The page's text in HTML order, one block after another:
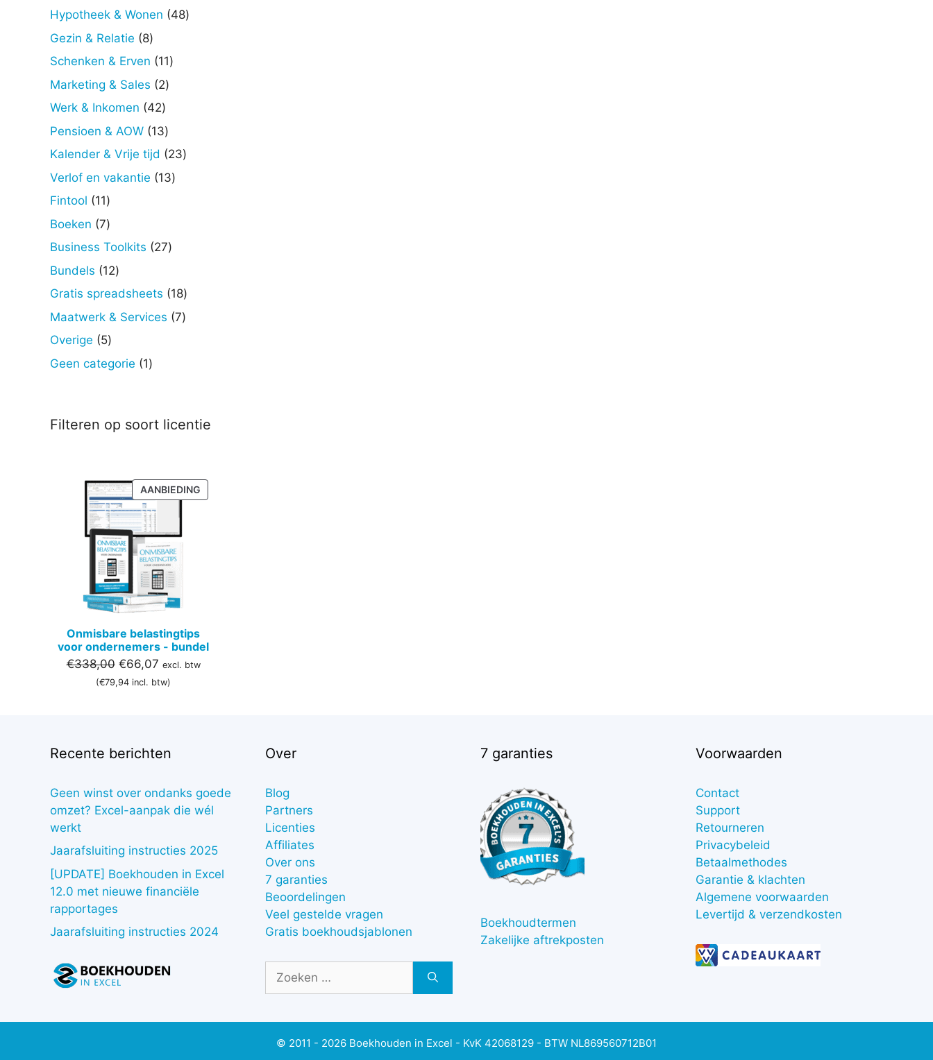
producten
Hypotheek & Wonen 4848
Gezin & Relatie 88
producten
Schenken & Erven 1111
Marketing & Sales 22
Werk & Inkomen 4242
producten
Pensioen & AOW 1313
producten
Kalender & Vrije tijd 2323
Verlof en vakantie 1313
Fintool 1111
producten
Boeken 77
producten
Business Toolkits 2727
Bundels 1212
producten
Gratis spreadsheets 1818
producten
Maatwerk & Services 77
Overige 55
producten
Geen categorie 11
Filteren op soort licentie
AANBIEDINGPRODUCT
IN
Onmisbare belastingtips
voor ondernemers - bundel
€338,00 Oorspronkelijke
prijs
€66,07Huidige
prijs
excl. btw
(€79,94 incl. btw)
Recente berichten
Geen winst over ondanks goede
omzet? Excel-aanpak die wél
werkt
Jaarafsluiting instructies 2025
[UPDATE] Boekhouden in Excel
12.0 met nieuwe financiële
rapportages
Jaarafsluiting instructies 2024
Over
Blog
Partners
Licenties
Affiliates
Over ons
7 garanties
Beoordelingen
Veel gestelde vragen
Gratis boekhoudsjablonen
naar:
7 garanties
Boekhoudtermen
Zakelijke aftrekposten
Voorwaarden
Contact
Support
Retourneren
Privacybeleid
Betaalmethodes
Garantie & klachten
Algemene voorwaarden
Levertijd & verzendkosten
© 2011 - 2026 Boekhouden in Excel - KvK 42068129 - BTW NL869560712B01